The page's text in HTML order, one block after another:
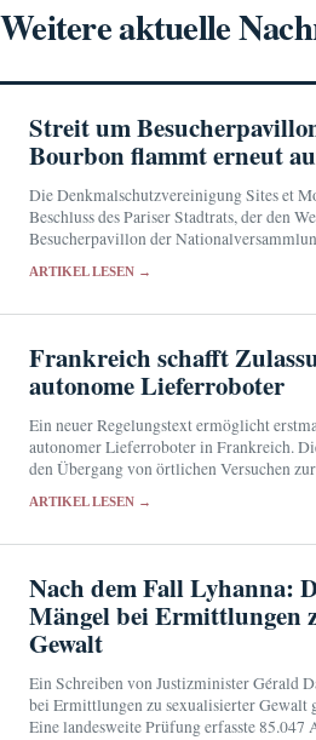
Weitere aktuelle
Streit um
Bourbon flammt erneut
Die Denkmalschutzvereinigung Sites et
Beschluss des Pariser Stadtrats, der den
Besucherpavillon der
Bauantrags…
ARTIKEL LESEN →
Frankreich schafft
autonome Lieferroboter
Ein neuer Regelungstext ermöglicht
autonomer Lieferroboter in Frankreich.
den Übergang von örtlichen Versuchen
ARTIKEL LESEN →
Nach dem Fall Lyhanna:
Mängel bei Ermittlungen
Gewalt
Ein Schreiben von Justizminister Gérald
bei Ermittlungen zu sexualisierter Gewalt
Eine landesweite Prüfung erfasste 85.047